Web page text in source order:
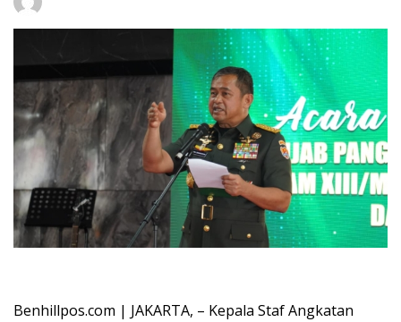
Benhillpos.com | JAKARTA, – Kepala Staf Angkatan